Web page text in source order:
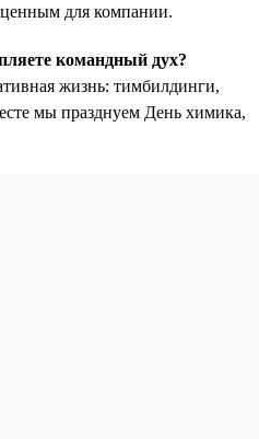
ценным для компании.
командный дух?
жизнь: тимбилдинги,
мы празднуем День химика,